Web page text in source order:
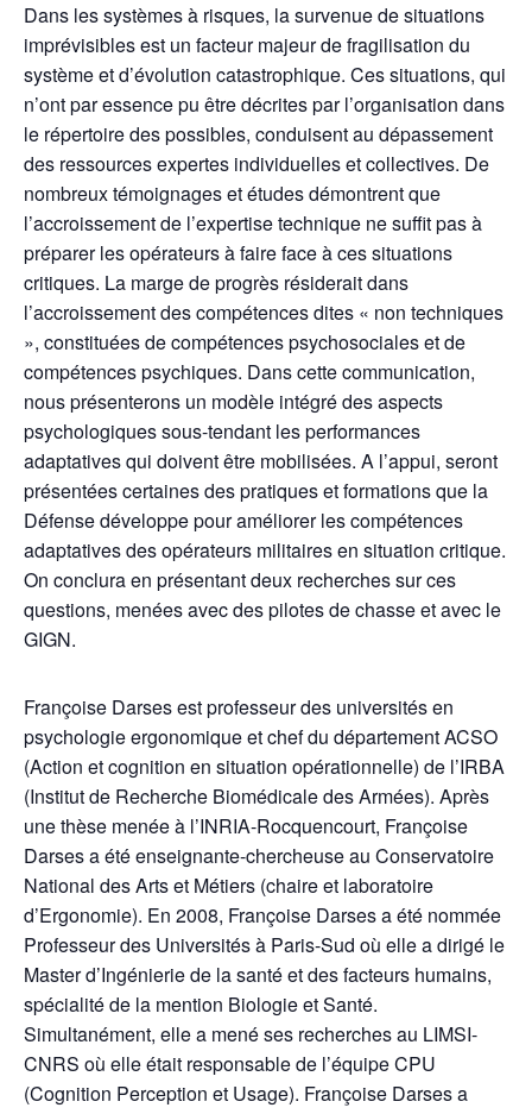
Dans les systèmes à risques, la survenue de situations
imprévisibles est un facteur majeur de fragilisation du
système et d’évolution catastrophique. Ces situations, qui
n’ont par essence pu être décrites par l’organisation dans
le répertoire des possibles, conduisent au dépassement
des ressources expertes individuelles et collectives. De
nombreux témoignages et études démontrent que
l’accroissement de l’expertise technique ne suffit pas à
préparer les opérateurs à faire face à ces situations
critiques. La marge de progrès résiderait dans
l’accroissement des compétences dites « non techniques
», constituées de compétences psychosociales et de
compétences psychiques. Dans cette communication,
nous présenterons un modèle intégré des aspects
psychologiques sous-tendant les performances
adaptatives qui doivent être mobilisées. A l’appui, seront
présentées certaines des pratiques et formations que la
Défense développe pour améliorer les compétences
adaptatives des opérateurs militaires en situation critique.
On conclura en présentant deux recherches sur ces
questions, menées avec des pilotes de chasse et avec le
GIGN.
Françoise Darses est professeur des universités en
psychologie ergonomique et chef du département ACSO
(Action et cognition en situation opérationnelle) de l’IRBA
(Institut de Recherche Biomédicale des Armées). Après
une thèse menée à l’INRIA-Rocquencourt, Françoise
Darses a été enseignante-chercheuse au Conservatoire
National des Arts et Métiers (chaire et laboratoire
d’Ergonomie). En 2008, Françoise Darses a été nommée
Professeur des Universités à Paris-Sud où elle a dirigé le
Master d’Ingénierie de la santé et des facteurs humains,
spécialité de la mention Biologie et Santé.
Simultanément, elle a mené ses recherches au LIMSI-
CNRS où elle était responsable de l’équipe CPU
(Cognition Perception et Usage). Françoise Darses a